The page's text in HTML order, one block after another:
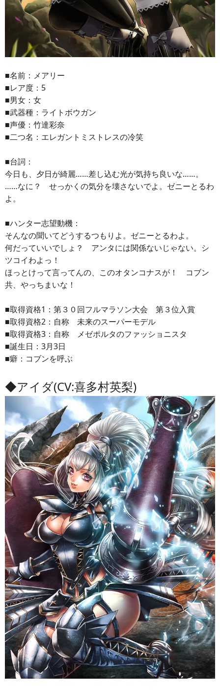
■名前：メアリー
■レア度：5
■男女：女
■武器種：ライトボウガン
■声優：竹達彩奈
■二つ名：エレガントミストレスの冷笑
■台詞：
今日も、夕日が綺麗……差し込む光が気持ち良いな……。
……なに？ せっかくの気分を壊さないでよ。ゼニーとるわ
よ。
■ハンター志望動機：
そんなの聞いてどうするつもりよ。ゼニーとるわよ。
何だっていいでしょ？ アンタには関係ないじゃない。シ
ツコイわよっ！
ほっとけって言ってんの、このオタンコナスが！ コブン
共、やっちまいな！
■取得資格1：第３０回フルマラソン大会 第３位入賞
■取得資格2：自称 未来のスーパーモデル
■取得資格3：自称 メゼポルタのファッショニスタ
■誕生日：3月3日
■癖：コブンを呼ぶ
◆アイダ(CV:喜多村英梨)